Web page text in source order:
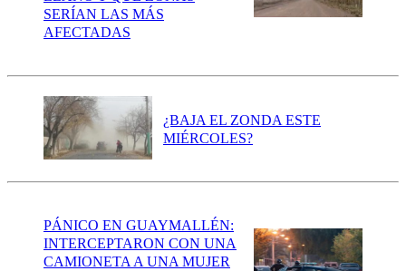
SERÍAN LAS MÁS
AFECTADAS
¿BAJA EL ZONDA ESTE
MIÉRCOLES?
PÁNICO EN GUAYMALLÉN:
INTERCEPTARON CON UNA
CAMIONETA A UNA MUJER